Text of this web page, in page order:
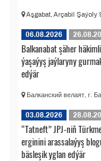
Aşgabat, Arçabil Şaýoly
06.08.2026
Balkanabat şäher
ýaşaýyş jaýlaryny
edýär
Балканский велаят, г.
03.08.2026
“Tatneft” JPJ-niň
erginini arassalaýyş
bäsleşik yglan edýär